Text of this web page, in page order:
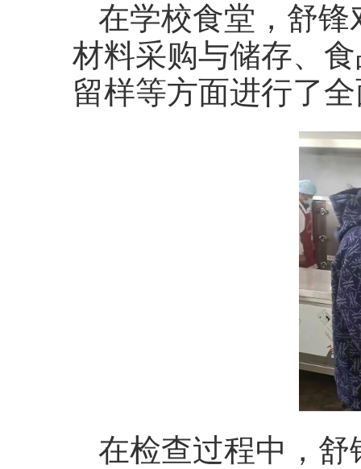
在学校食堂，舒
材料采购与储存、
留样等方面进行了
在检查过程中，